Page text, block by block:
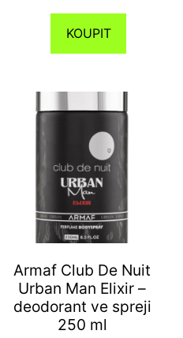
KOUPIT
Armaf Club De Nuit
Urban Man Elixir –
deodorant ve spreji
250 ml